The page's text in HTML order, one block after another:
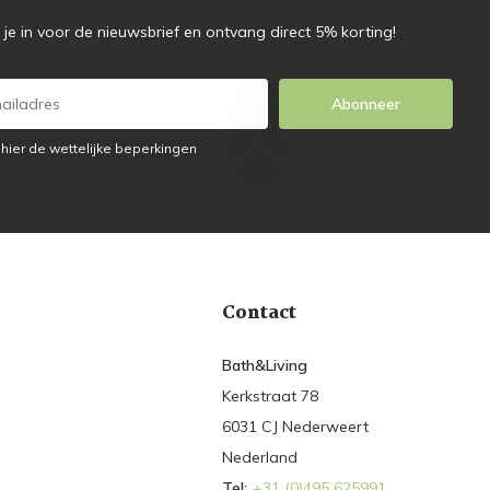
je in voor de nieuwsbrief en ontvang direct 5% korting!
Abonneer
de wettelijke beperkingen
Contact
Bath&Living
Kerkstraat 78
6031 CJ Nederweert
Nederland